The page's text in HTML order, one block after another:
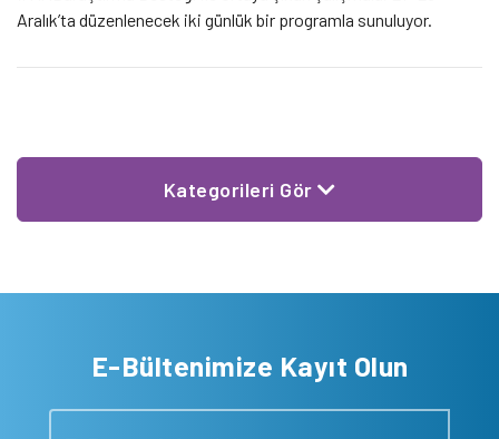
Aralık’ta düzenlenecek iki günlük bir programla sunuluyor.
Kategorileri Gör
E-Bültenimize Kayıt Olun